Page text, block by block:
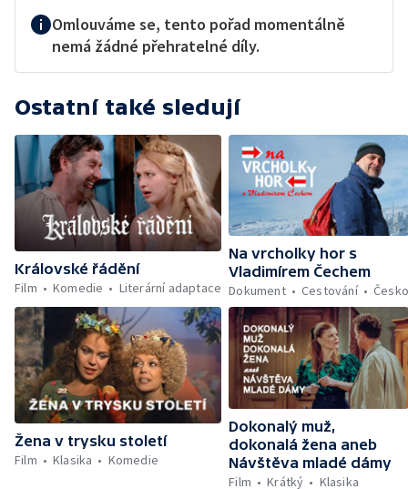
Omlouváme se, tento pořad momentálně
nemá žádné přehratelné díly.
Ostatní také sledují
Královské řádění
Film
Komedie Literární adaptace
Na vrcholky hor s
Vladimírem Čechem
Dokument
Cestování
Žena v trysku století
Film
Klasika Komedie
Dokonalý muž,
dokonalá žena aneb
Návštěva mladé dámy
Film
Krátký Klasika